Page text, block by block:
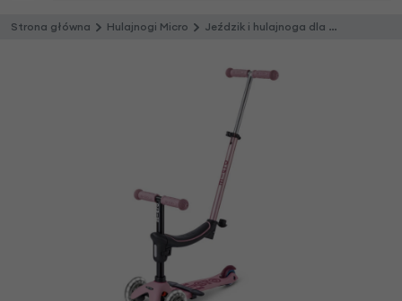
Strona główna Hulajnogi Micro Jeździk i hulajnoga dla dzieci Mini2Grow Micro Deluxe Magic LED 2.0 Różowy